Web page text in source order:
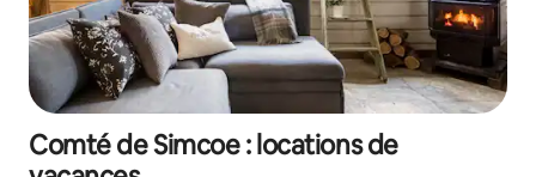
Comté de Simcoe : locations de